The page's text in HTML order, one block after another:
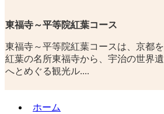
東福寺～平等院紅葉コース
東福寺～平等院紅葉コースは、京都
紅葉の名所東福寺から、宇治の世界
へとめぐる観光ル....
ホーム